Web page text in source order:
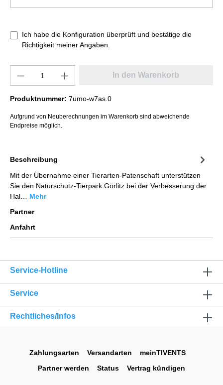
Ich habe die Konfiguration überprüft und bestätige die
Richtigkeit meiner Angaben.
In den Warenkorb
Produktnummer: 7umo-w7as.0
Aufgrund von Neuberechnungen im Warenkorb sind abweichende
Endpreise möglich.
Beschreibung
Mit der Übernahme einer Tierarten-Patenschaft unterstützen
Sie den Naturschutz-Tierpark Görlitz bei der Verbesserung der
Hal… Mehr
Partner
Anfahrt
Service-Hotline
Service
Rechtliches/Infos
Zahlungsarten Versandarten
meinTIVENTS
Partner werden
Status Vertrag kündigen